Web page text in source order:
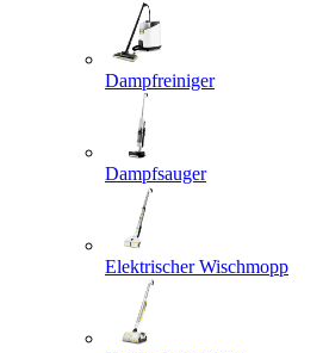
Dampfreiniger
Dampfsauger
Elektrischer Wischmopp